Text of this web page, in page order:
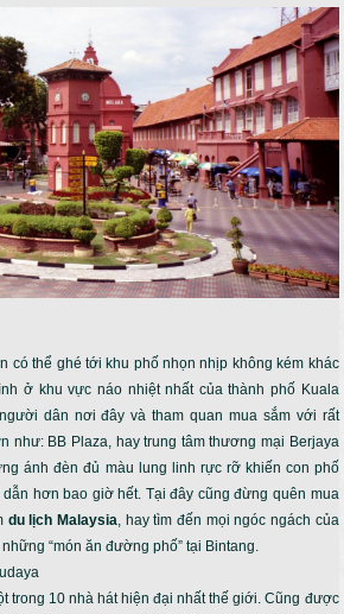
có thể ghé tới khu phố nhọn nhịp không kém khác
ở khu vực náo nhiệt nhất của thành phố Kuala
dân nơi đây và tham quan mua sắm với rất
như: BB Plaza, hay trung tâm thương mại Berjaya
ánh đèn đủ màu lung linh rực rỡ khiến con phố
hơn bao giờ hết. Tại đây cũng đừng quên mua
du lịch Malaysia, hay tìm đến mọi ngóc ngách của
“món ăn đường phố” tại Bintang.
trong 10 nhà hát hiện đại nhất thế giới. Cũng được